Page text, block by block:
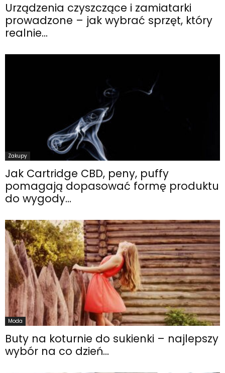
Urządzenia czyszczące i zamiatarki
prowadzone – jak wybrać sprzęt, który
realnie...
Zakupy
Jak Cartridge CBD, peny, puffy
pomagają dopasować formę produktu
do wygody...
Moda
Buty na koturnie do sukienki – najlepszy
wybór na co dzień...